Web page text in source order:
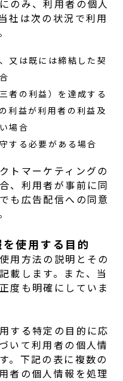
のみ、利用者の個人
社は次の状況で利用
又は既には締結した契
者の利益）を達成する
利益が利用者の利益及
場合
する必要がある場合
トマーケティングの
、利用者が事前に同
も広告配信への同意
使用する目的
用方法の説明とその
載します。また、当
度も明確にしていま
する特定の目的に応
いて利用者の個人情
。下記の表に複数の
者の個人情報を処理